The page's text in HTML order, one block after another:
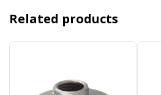
Related products